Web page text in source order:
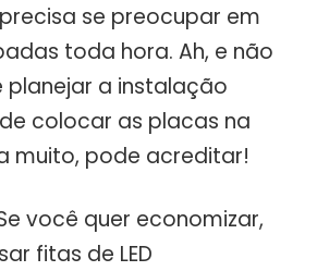
se preocupar em
toda hora. Ah, e não
planejar a instalação
colocar as placas na
muito, pode acreditar!
você quer economizar,
fitas de LED